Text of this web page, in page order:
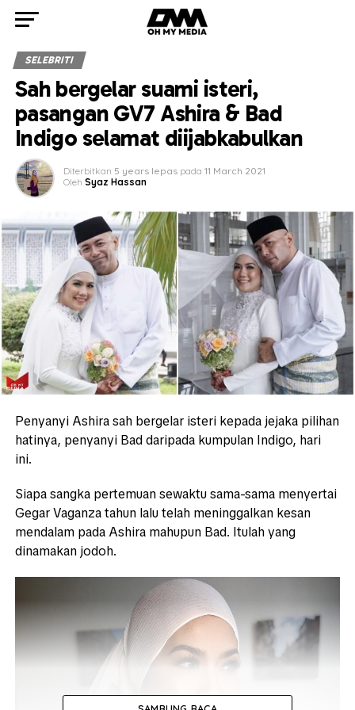
SELEBRITI
Sah bergelar suami isteri,
pasangan GV7 Ashira & Bad
Indigo selamat diijabkabulkan
Diterbitkan 5 years lepas pada 11 March 2021
Oleh Syaz Hassan
Penyanyi Ashira sah bergelar isteri kepada jejaka pilihan
hatinya, penyanyi Bad daripada kumpulan Indigo, hari
ini.
Siapa sangka pertemuan sewaktu sama-sama menyertai
Gegar Vaganza tahun lalu telah meninggalkan kesan
mendalam pada Ashira mahupun Bad. Itulah yang
dinamakan jodoh.